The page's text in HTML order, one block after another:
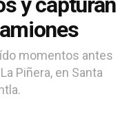
momentos antes
Piñera, en Santa